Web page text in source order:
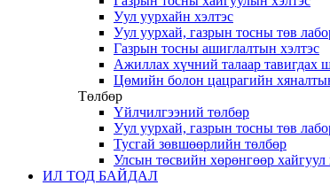
Уул уурхайн хэлтэс
Уул уурхай, газрын тосны төв
Газрын тосны ашиглалтын хэлтэс
Ажиллах хүчний талаар тавигдах
Цөмийн болон цацрагийн
Төлбөр
Үйлчилгээний төлбөр
Уул уурхай, газрын тосны төв
Тусгай зөвшөөрлийн төлбөр
Улсын төсвийн хөрөнгөөр
ИЛ ТОД БАЙДАЛ